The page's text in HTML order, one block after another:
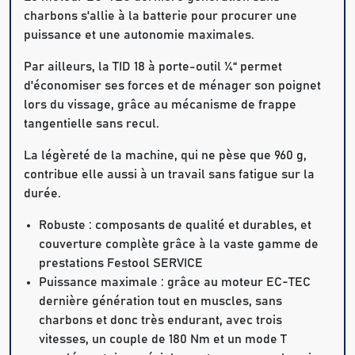
charbons s'allie à la batterie pour procurer une
puissance et une autonomie maximales.
Par ailleurs, la TID 18 à porte-outil ¼“ permet
d'économiser ses forces et de ménager son poignet
lors du vissage, grâce au mécanisme de frappe
tangentielle sans recul.
La légèreté de la machine, qui ne pèse que 960 g,
contribue elle aussi à un travail sans fatigue sur la
durée.
Robuste : composants de qualité et durables, et
couverture complète grâce à la vaste gamme de
prestations Festool SERVICE
Puissance maximale : grâce au moteur EC-TEC
dernière génération tout en muscles, sans
charbons et donc très endurant, avec trois
vitesses, un couple de 180 Nm et un mode T